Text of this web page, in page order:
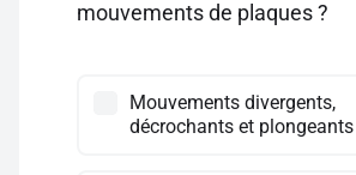
mouvements de plaques ?
Mouvements divergents,
décrochants et plongeants